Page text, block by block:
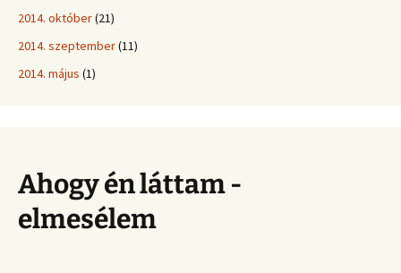
2014. október(21)
2014. szeptember(11)
2014. május (1)
Ahogy én láttam -
elmesélem